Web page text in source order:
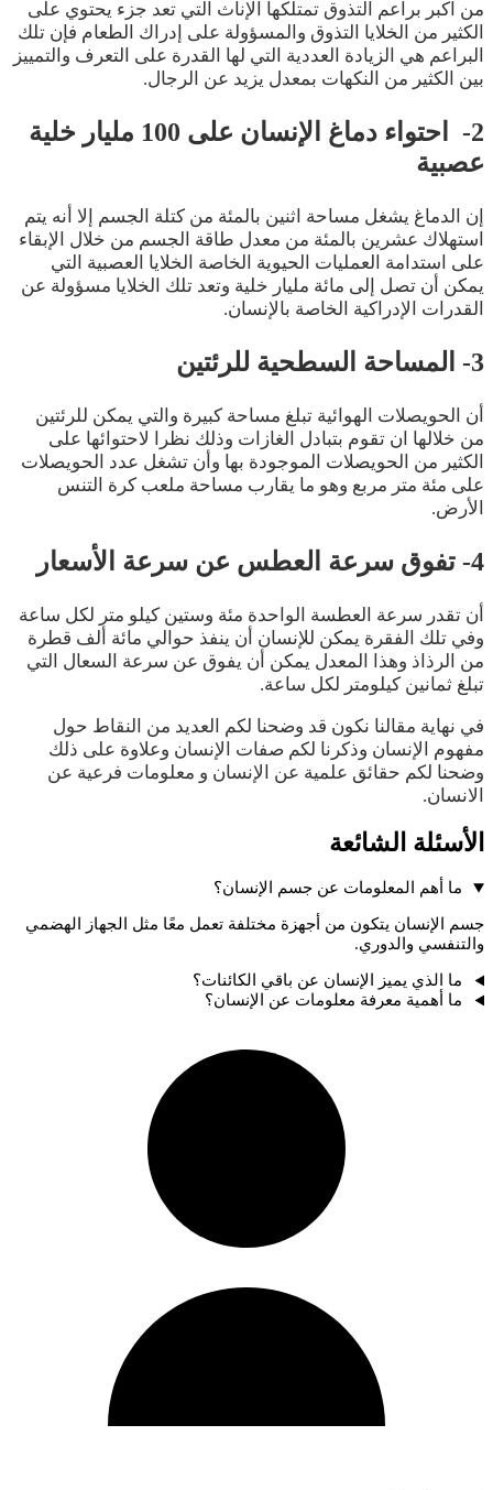
من اكبر براعم التذوق تمتلكها الإناث التي تعد جزء يحتوي على
الكثير من الخلايا التذوق والمسؤولة على إدراك الطعام فإن تلك
البراعم هي الزيادة العددية التي لها القدرة على التعرف والتمييز
بين الكثير من النكهات بمعدل يزيد عن الرجال.
2- احتواء دماغ الإنسان على 100 مليار خلية
عصبية
إن الدماغ يشغل مساحة اثنين بالمئة من كتلة الجسم إلا أنه يتم
استهلاك عشرين بالمئة من معدل طاقة الجسم من خلال الإبقاء
على استدامة العمليات الحيوية الخاصة الخلايا العصبية التي
يمكن أن تصل إلى مائة مليار خلية وتعد تلك الخلايا مسؤولة عن
القدرات الإدراكية الخاصة بالإنسان.
3- المساحة السطحية للرئتين
أن الحويصلات الهوائية تبلغ مساحة كبيرة والتي يمكن للرئتين
من خلالها ان تقوم بتبادل الغازات وذلك نظرا لاحتوائها على
الكثير من الحويصلات الموجودة بها وأن تشغل عدد الحويصلات
على مئة متر مربع وهو ما يقارب مساحة ملعب كرة التنس
الأرض.
4- تفوق سرعة العطس عن سرعة الأسعار
أن تقدر سرعة العطسة الواحدة مئة وستين كيلو متر لكل ساعة
وفي تلك الفقرة يمكن للإنسان أن ينفذ حوالي مائة ألف قطرة
من الرذاذ وهذا المعدل يمكن أن يفوق عن سرعة السعال التي
تبلغ ثمانين كيلومتر لكل ساعة.
في نهاية مقالنا نكون قد وضحنا لكم العديد من النقاط حول
مفهوم الإنسان وذكرنا لكم صفات الإنسان وعلاوة على ذلك
وضحنا لكم حقائق علمية عن الإنسان و معلومات فرعية عن
الانسان.
الأسئلة الشائعة
ما أهم المعلومات عن جسم الإنسان؟
جسم الإنسان يتكون من أجهزة مختلفة تعمل معًا مثل الجهاز الهضمي
والتنفسي والدوري.
ما الذي يميز الإنسان عن باقي الكائنات؟
ما أهمية معرفة معلومات عن الإنسان؟